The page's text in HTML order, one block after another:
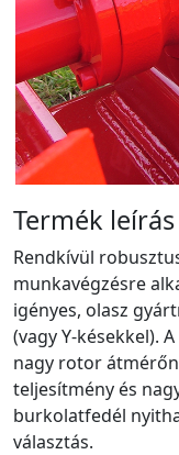
Termék leírás
Rendkívül
munkavégzésre
igényes, olasz
(vagy Y-késekkel).
nagy rotor
teljesítmény és
burkolatfedél
választás.